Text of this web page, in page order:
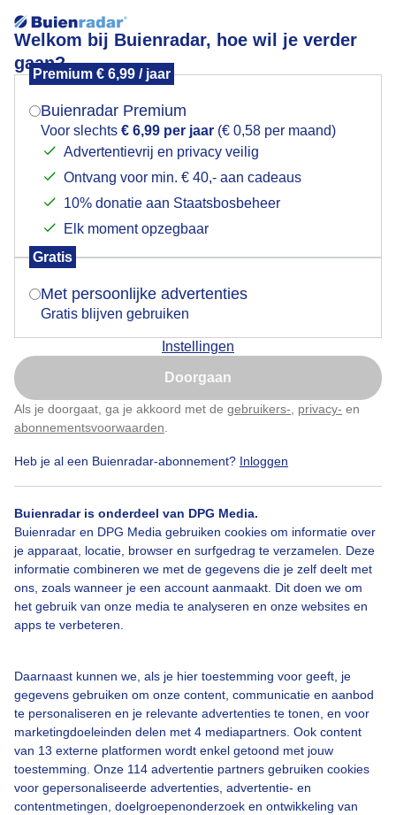
Welkom bij Buienradar, hoe wil je verder
gaan?
Premium € 6,99 / jaar
Buienradar Premium
Voor slechts € 6,99 per jaar (€ 0,58 per maand)
Advertentievrij en privacy veilig
Ontvang voor min. € 40,- aan cadeaus
10% donatie aan Staatsbosbeheer
Elk moment opzegbaar
Gratis
Met persoonlijke advertenties
Gratis blijven gebruiken
Instellingen
Doorgaan
Als je doorgaat, ga je akkoord met de gebruikers- privacy- en
abonnementsvoorwaarden
Heb je al een Buienradar-abonnement? Inloggen
Buienradar is onderdeel van DPG Media.
Buienradar en DPG Media gebruiken cookies om informatie over
je apparaat, locatie, browser en surfgedrag te verzamelen. Deze
informatie combineren we met de gegevens die je zelf deelt met
ons, zoals wanneer je een account aanmaakt. Dit doen we om
het gebruik van onze media te analyseren en onze websites en
apps te verbeteren.
Daarnaast kunnen we, als je hier toestemming voor geeft, je
gegevens gebruiken om onze content, communicatie en aanbod
te personaliseren en je relevante advertenties te tonen, en voor
marketingdoeleinden delen met 4 mediapartners. Ook content
van 13 externe platformen wordt enkel getoond met jouw
toestemming. Onze 114 advertentie partners gebruiken cookies
voor gepersonaliseerde advertenties, advertentie- en
contentmetingen, doelgroepenonderzoek en ontwikkeling van
Stapelwolken.
Vanmorgen zon en veel stapelwolken.
Door: Adri Joosse Gemaakt: 11-05-2026, 13x bekeken
Stapelwolken Zon
Bekijk slideshow
Een moment geduld aub...
Mogen we je locatie gebruiken voor het
Indien je hier nog geen akkoord op hebt gegeven,
verschijnt er zo een pop-up uit je browser waarin
Is goed, toon de popup
Nu niet, misschien later
Klik hierom dit aan te passen